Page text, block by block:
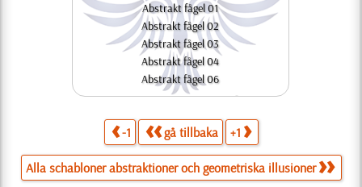
Abstrakt fågel 01
Abstrakt fågel 02
Abstrakt fågel 03
Abstrakt fågel 04
Abstrakt fågel 06
-1 gå tillbaka +1
Alla schabloner abstraktioner och geometriska illusioner